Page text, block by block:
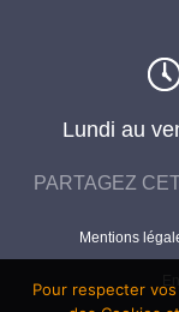
Lundi au
PARTAGEZ
Mentions
Pour respecter